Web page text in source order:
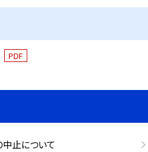
PDF
止について